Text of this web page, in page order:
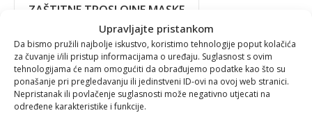
Upravljajte pristankom
Da bismo pružili najbolje iskustvo, koristimo tehnologije poput kolačića
za čuvanje i/ili pristup informacijama o uređaju. Suglasnost s ovim
tehnologijama će nam omogućiti da obrađujemo podatke kao što su
ponašanje pri pregledavanju ili jedinstveni ID-ovi na ovoj web stranici.
Nepristanak ili povlačenje suglasnosti može negativno utjecati na
određene karakteristike i funkcije.
0,00€
ZAŠTITNE TROSLOJNE MASKE